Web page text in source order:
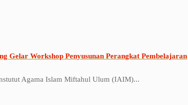
Gelar Workshop Penyusunan Perangkat Pembelajaran
Agama Islam Miftahul Ulum (IAIM)...